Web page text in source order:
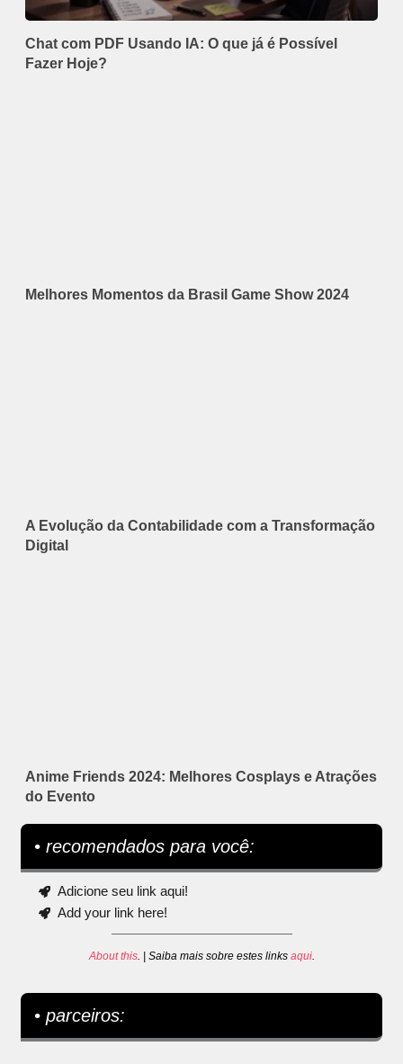
Chat com PDF Usando IA: O que já é Possível
Fazer Hoje?
Melhores Momentos da Brasil Game Show 2024
A Evolução da Contabilidade com a Transformação
Digital
Anime Friends 2024: Melhores Cosplays e Atrações
do Evento
• recomendados para você:
Adicione seu link aqui!
Add your link here!
About this. | Saiba mais sobre estes links aqui.
• parceiros: